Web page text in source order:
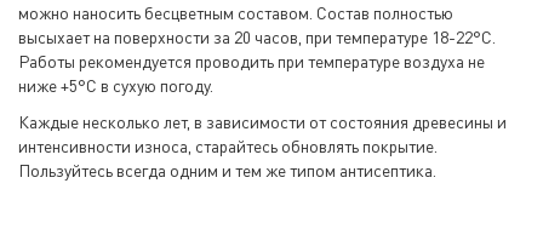
можно наносить бесцветным составом. Состав полностью
высыхает на поверхности за 20 часов, при температуре 18-22°С.
Работы рекомендуется проводить при температуре воздуха не
ниже +5°С в сухую погоду.
Каждые несколько лет, в зависимости от состояния древесины и
интенсивности износа, старайтесь обновлять покрытие.
Пользуйтесь всегда одним и тем же типом антисептика.